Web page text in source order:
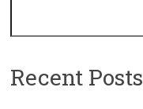
Recent Posts